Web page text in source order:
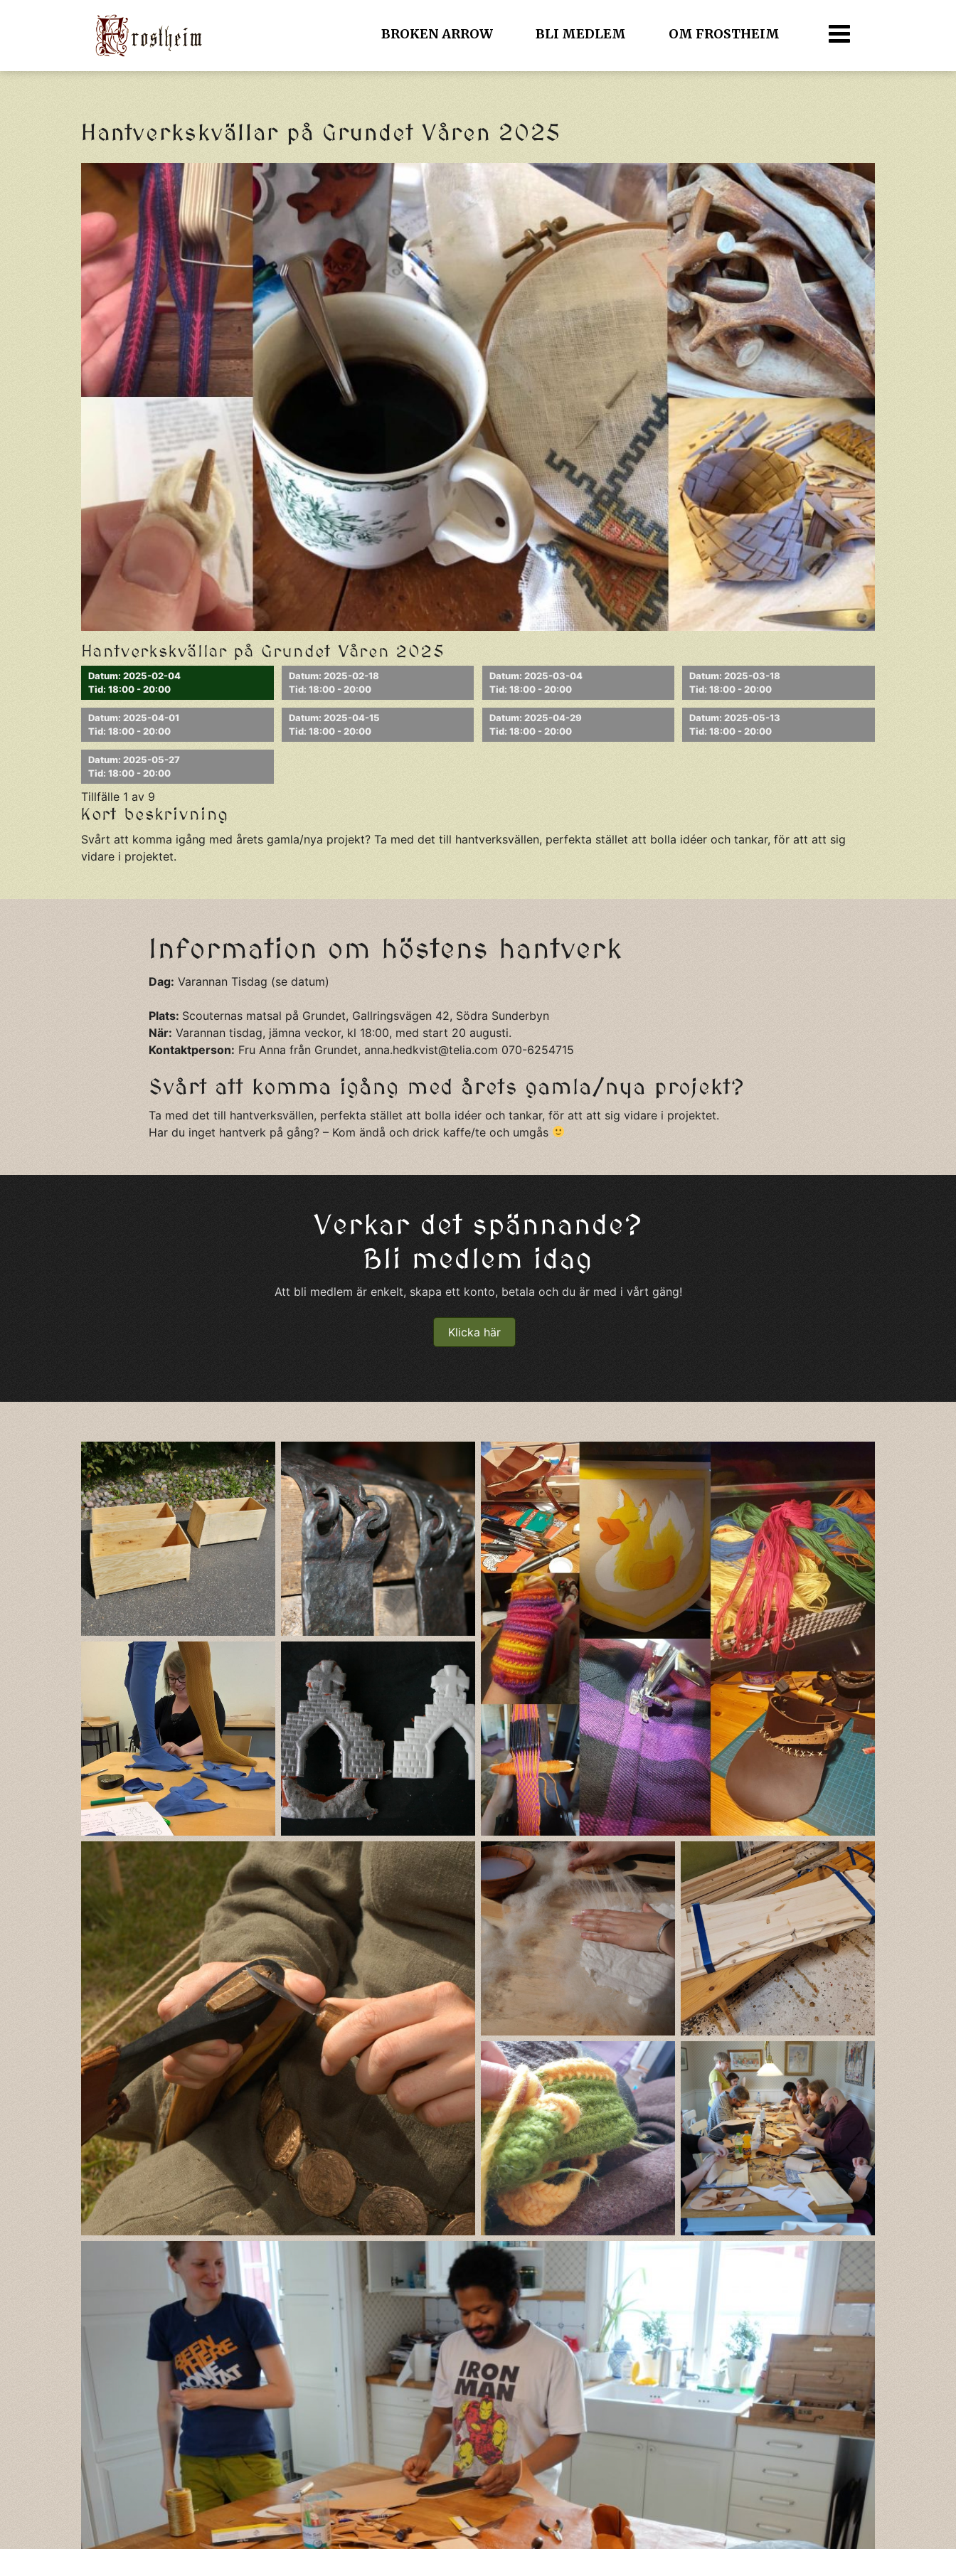
BROKEN ARROW BLI MEDLEM OM FROSTHEIM
Hantverkskvällar på Grundet Våren 2025
Hantverkskvällar på Grundet Våren 2025
Datum: 2025-02-04
Tid: 18:00 - 20:00
Datum: 2025-02-18
Tid: 18:00 - 20:00
Datum: 2025-03-04
Tid: 18:00 - 20:00
Datum: 2025-03-18
Tid: 18:00 - 20:00
Datum: 2025-04-01
Tid: 18:00 - 20:00
Datum: 2025-04-15
Tid: 18:00 - 20:00
Datum: 2025-04-29
Tid: 18:00 - 20:00
Datum: 2025-05-13
Tid: 18:00 - 20:00
Datum: 2025-05-27
Tid: 18:00 - 20:00
Tillfälle 1 av 9
Kort beskrivning
Svårt att komma igång med årets gamla/nya projekt? Ta med det till hantverksvällen, perfekta stället att bolla idéer och tankar, för att att sig
vidare i projektet.
Information om höstens hantverk
Dag: Varannan Tisdag (se datum)
Plats: Scouternas matsal på Grundet, Gallringsvägen 42, Södra Sunderbyn
När: Varannan tisdag, jämna veckor, kl 18:00, med start 20 augusti.
Kontaktperson: Fru Anna från Grundet, anna.hedkvist@telia.com 070-6254715
Svårt att komma igång med årets gamla/nya projekt?
Ta med det till hantverksvällen, perfekta stället att bolla idéer och tankar, för att att sig vidare i projektet.
Har du inget hantverk på gång? – Kom ändå och drick kaffe/te och umgås
Verkar det spännande?
Bli medlem idag
Att bli medlem är enkelt, skapa ett konto, betala och du är med i vårt gäng!
Klicka här